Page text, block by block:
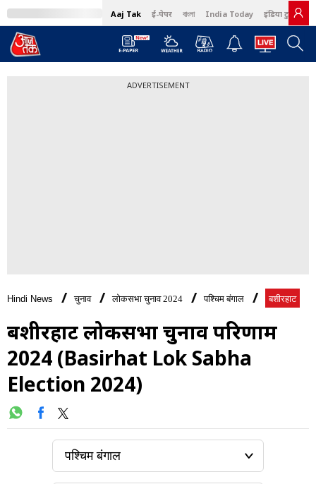
Aaj Tak ई-पेपर বাংলা India Today इंडिया टुडे हिंदी
ADVERTISEMENT
Hindi News चुनाव लोकसभा चुनाव 2024 पश्चिम बंगाल बशीरहाट
बशीरहाट लोकसभा चुनाव परिणाम
2024 (Basirhat Lok Sabha
Election 2024)